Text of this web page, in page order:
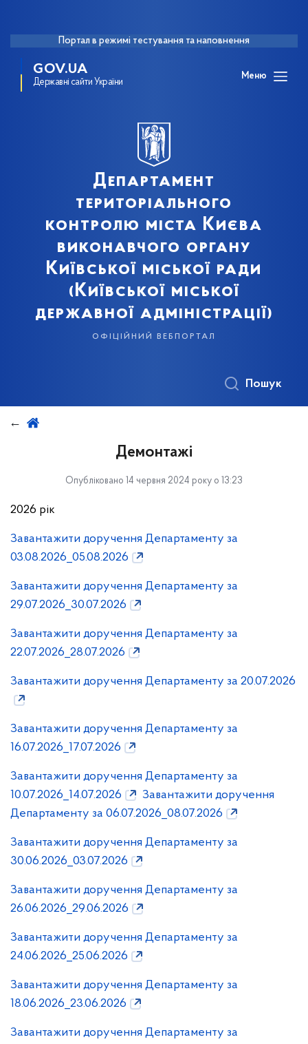
Портал в режимі тестування та наповнення
GOV.UA
Державні сайти України
Меню
Департамент
територіального
контролю міста Києва
виконавчого органу
Київської міської ради
(Київської міської
державної адміністрації)
офіційний вебпортал
Пошук
Демонтажі
Опубліковано 14 червня 2024 року о 13:23
2026 рік
Завантажити доручення Департаменту за
03.08.2026_05.08.2026
Завантажити доручення Департаменту за
29.07.2026_30.07.2026
Завантажити доручення Департаменту за
22.07.2026_28.07.2026
Завантажити доручення Департаменту за 20.07.2026
Завантажити доручення Департаменту за
16.07.2026_17.07.2026
Завантажити доручення Департаменту за
10.07.2026_14.07.2026
Завантажити доручення
Департаменту за 06.07.2026_08.07.2026
Завантажити доручення Департаменту за
30.06.2026_03.07.2026
Завантажити доручення Департаменту за
26.06.2026_29.06.2026
Завантажити доручення Департаменту за
24.06.2026_25.06.2026
Завантажити доручення Департаменту за
18.06.2026_23.06.2026
Завантажити доручення Департаменту за